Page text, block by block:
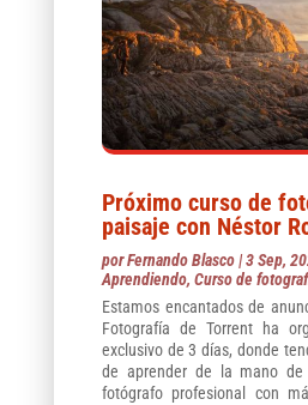
Próximo curso de
paisaje con Néstor
porFernando Blasco|3 Sep,
Aprendiendo, Curso de
Estamos encantados de
Fotografía de Torrent ha
exclusivo de 3 días, donde
de aprender de la mano de
fotógrafo profesional con